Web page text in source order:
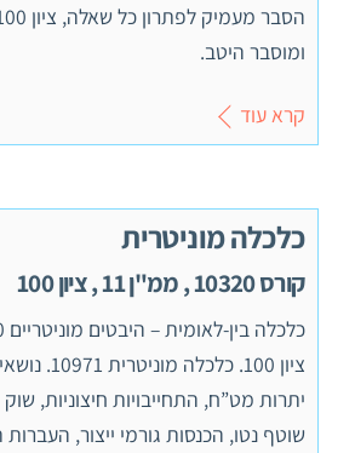
ומוסבר היטב.
קרא עוד
כלכלה מוניטרית
קורס 10320 , ממ"ן 11 , ציון 100
ציון 100.
יתרות מט”ח, התחייבויות חיצוניות,
שוטף נטו, הכנסות גורמי ייצור, העברות